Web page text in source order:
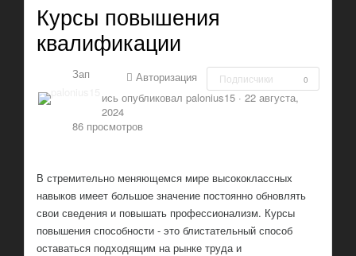
Курсы повышения
квалификации
Авторизация Подписчики 0
Зап
ись опубликовал palonius15 · 22 августа,
2024
86 просмотров
В стремительно меняющемся мире высококлассных
навыков имеет большое значение постоянно обновлять
свои сведения и повышать профессионализм. Курсы
повышения способности - это блистательный способ
оставаться подходящим на рынке труда и